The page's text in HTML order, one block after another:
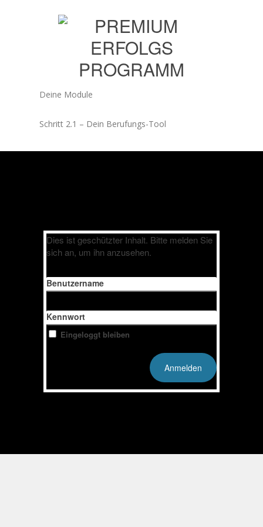
Deine Module
Schritt 2.1 – Dein Berufungs-Tool
Dies ist geschützter Inhalt. Bitte melden Sie
sich an, um ihn anzusehen.
Benutzername
Kennwort
Eingeloggt bleiben